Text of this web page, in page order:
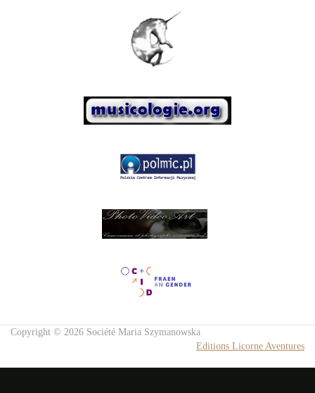
Copyright © 2026 Société Maria Szymanowska
Editions Licorne Aventures